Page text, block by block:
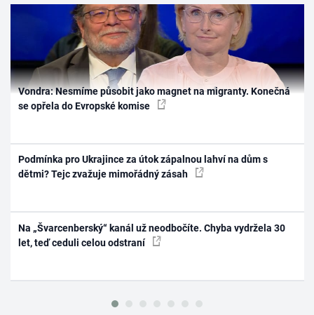
Vondra: Nesmíme působit jako magnet na migranty. Konečná
se opřela do Evropské komise
Podmínka pro Ukrajince za útok zápalnou lahví na dům s
dětmi? Tejc zvažuje mimořádný zásah
Na „Švarcenberský“ kanál už neodbočíte. Chyba vydržela 30
let, teď ceduli celou odstraní